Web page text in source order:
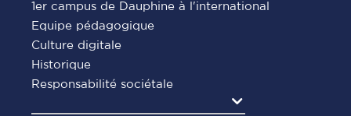
1er campus de Dauphine à l'international
Equipe pédagogique
Culture digitale
Historique
Responsabilité sociétale
Agrandir